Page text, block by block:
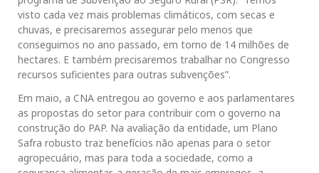
visto cada vez mais problemas climáticos, com secas e
chuvas, e precisaremos assegurar pelo menos que
conseguimos no ano passado, em torno de 14 milhões de
hectares. E também precisaremos trabalhar no Congresso
recursos suficientes para outras subvenções”.
Em maio, a CNA entregou ao governo e aos parlamentares
as propostas do setor para contribuir com o governo na
construção do PAP. Na avaliação da entidade, um Plano
Safra robusto traz benefícios não apenas para o setor
agropecuário, mas para toda a sociedade, como a